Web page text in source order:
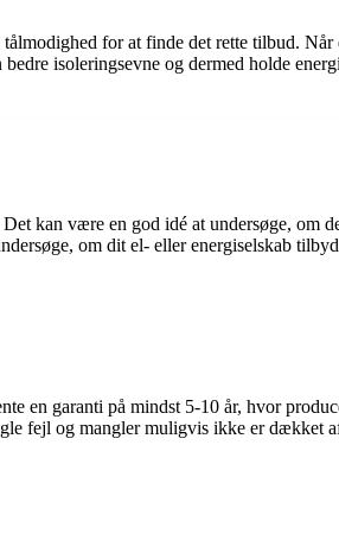
for at finde det rette tilbud.
isoleringsevne og dermed holde
kan være en god idé at undersøge, om
om dit el- eller energiselskab
en garanti på mindst 5-10 år, hvor
fejl og mangler muligvis ikke er dækket